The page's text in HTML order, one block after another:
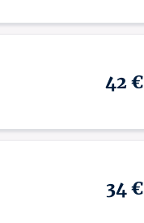
42 €
34 €